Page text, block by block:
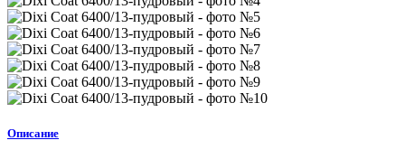
Описание